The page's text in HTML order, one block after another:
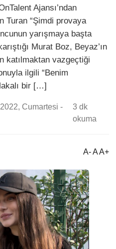
Ajansı’ndan
Turan “Şimdi provaya
yarışmaya başta
Murat Boz, Beyaz’ın
katılmaktan vazgeçtiği
ilgili “Benim
bir […]
Cumartesi -
3 dk
okuma
A- A A+